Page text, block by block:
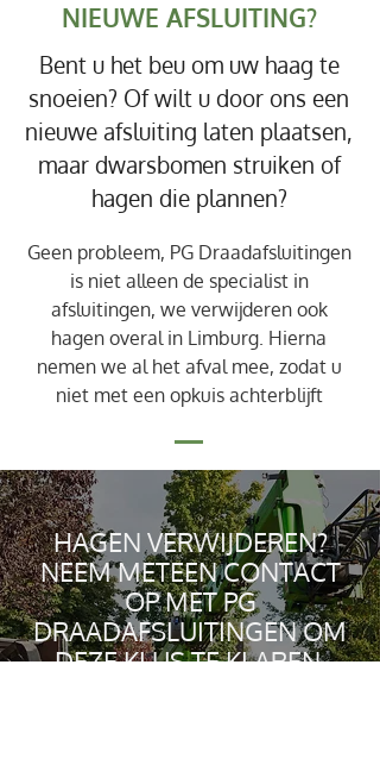
NIEUWE AFSLUITING?
Bent u het beu om uw haag te
snoeien? Of wilt u door ons een
nieuwe afsluiting laten plaatsen,
maar dwarsbomen struiken of
hagen die plannen?
Geen probleem, PG Draadafsluitingen
is niet alleen de specialist in
afsluitingen, we verwijderen ook
hagen overal in Limburg. Hierna
nemen we al het afval mee, zodat u
niet met een opkuis achterblijft
HAGEN VERWIJDEREN?
NEEM METEEN CONTACT
OP MET PG
DRAADAFSLUITINGEN OM
DEZE KLUS TE KLAREN.